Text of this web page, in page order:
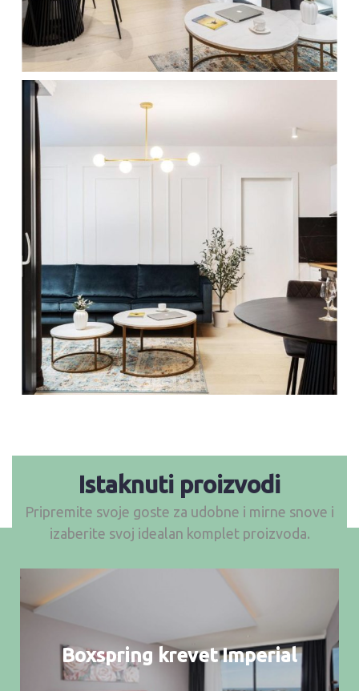
Istaknuti proizvodi
Pripremite svoje goste za udobne i mirne snove i
izaberite svoj idealan komplet proizvoda.
Boxspring krevet Imperial